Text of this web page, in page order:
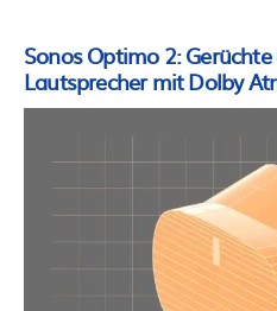
Sonos Optimo 2:
Lautsprecher mit Dolby